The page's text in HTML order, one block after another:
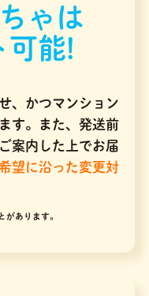
ゃは
可能!
、かつマンション
す。また、発送前
案内した上でお届
望に沿った変更対
があります。